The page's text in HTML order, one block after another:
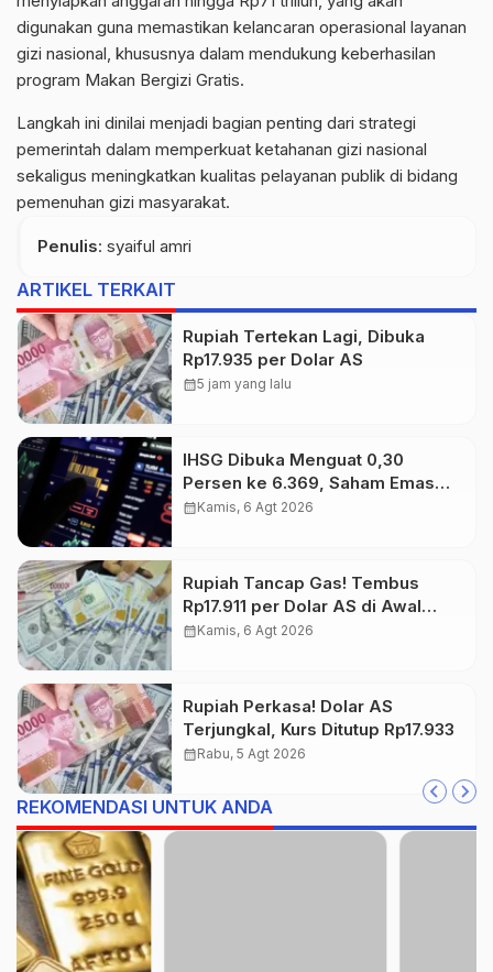
digunakan guna memastikan kelancaran operasional layanan
gizi nasional, khususnya dalam mendukung keberhasilan
program Makan Bergizi Gratis.
Langkah ini dinilai menjadi bagian penting dari strategi
pemerintah dalam memperkuat ketahanan gizi nasional
sekaligus meningkatkan kualitas pelayanan publik di bidang
pemenuhan gizi masyarakat.
Penulis: syaiful amri
ARTIKEL TERKAIT
Rupiah Tertekan Lagi, Dibuka
Rp17.935 per Dolar AS
calendar_month5 jam yang lalu
IHSG Dibuka Menguat 0,30
Persen ke 6.369, Saham Emas
dan Tambang Jadi Penggerak
calendar_monthKamis, 6 Agt 2026
Rupiah Tancap Gas! Tembus
Rp17.911 per Dolar AS di Awal
Perdagangan
calendar_monthKamis, 6 Agt 2026
Rupiah Perkasa! Dolar AS
Terjungkal, Kurs Ditutup Rp17.933
calendar_monthRabu, 5 Agt 2026
REKOMENDASI UNTUK ANDA